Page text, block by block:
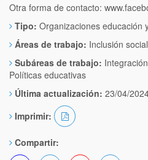
Otra forma de contacto:
Tipo: Organizaciones educación
Áreas de trabajo: Inclusión
Subáreas de trabajo:
Políticas educativas
Última actualización: 23/04/
Imprimir:
Compartir: